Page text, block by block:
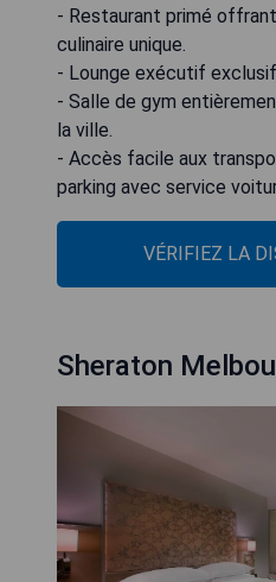
- Restaurant primé
culinaire unique.
- Lounge exécutif
- Salle de gym
la ville.
- Accès facile aux
parking avec service
VÉRIFIEZ LA
Sheraton